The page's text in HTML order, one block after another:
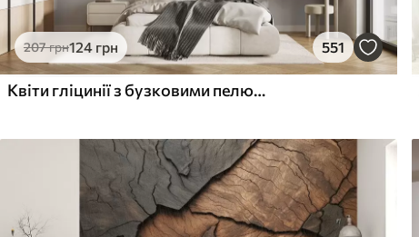
207грн124 грн 551
Квіти гліцинії з бузковими пелюстками та зеленим листям, що звисає з гілок, м'які пастельні кольори, пастельний фон